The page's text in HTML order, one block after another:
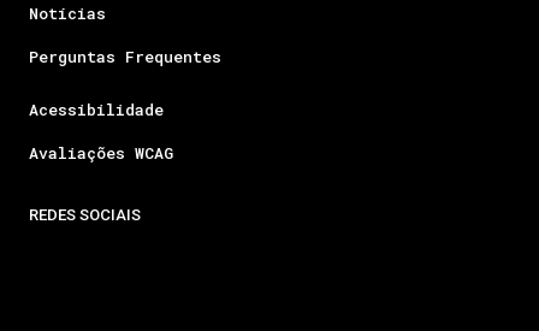
Notícias
Perguntas Frequentes
Acessibilidade
Avaliações WCAG
REDES SOCIAIS